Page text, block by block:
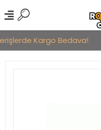
Kargo Bedava!